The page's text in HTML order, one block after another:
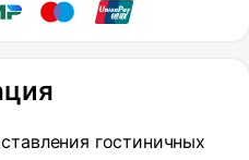
гостиничных